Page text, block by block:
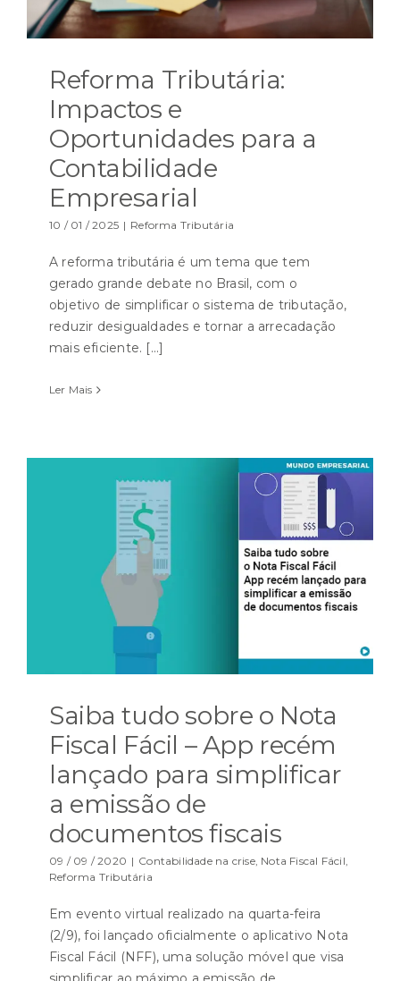
Reforma Tributária:
Impactos e
Oportunidades para a
Contabilidade
Empresarial
10 / 01 / 2025 | Reforma Tributária
A reforma tributária é um tema que tem
gerado grande debate no Brasil, com o
objetivo de simplificar o sistema de tributação,
reduzir desigualdades e tornar a arrecadação
mais eficiente. [...]
Ler Mais
Saiba tudo sobre o Nota
Fiscal Fácil – App recém
lançado para simplificar
a emissão de
documentos fiscais
09 / 09 / 2020 | Contabilidade na crise, Nota Fiscal Fácil,
Reforma Tributária
Em evento virtual realizado na quarta-feira
(2/9), foi lançado oficialmente o aplicativo Nota
Fiscal Fácil (NFF), uma solução móvel que visa